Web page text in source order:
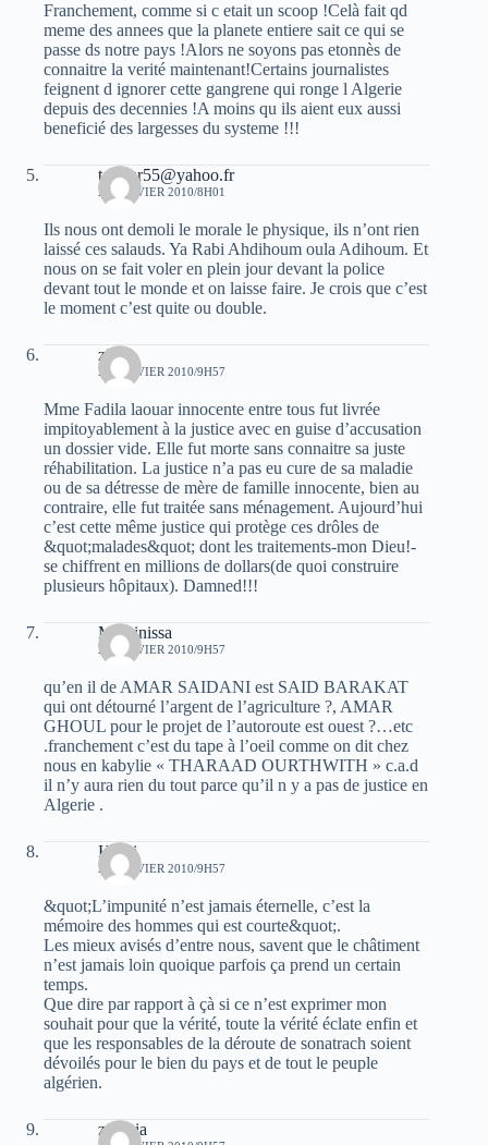
Franchement, comme si c etait un scoop !Celà fait qd
meme des annees que la planete entiere sait ce qui se
passe ds notre pays !Alors ne soyons pas etonnès de
connaitre la verité maintenant!Certains journalistes
feignent d ignorer cette gangrene qui ronge l Algerie
depuis des decennies !A moins qu ils aient eux aussi
beneficié des largesses du systeme !!!
testeur55@yahoo.fr
24 JANVIER 2010/8H01
Ils nous ont demoli le morale le physique, ils n’ont rien
laissé ces salauds. Ya Rabi Ahdihoum oula Adihoum. Et
nous on se fait voler en plein jour devant la police
devant tout le monde et on laisse faire. Je crois que c’est
le moment c’est quite ou double.
zino
24 JANVIER 2010/9H57
Mme Fadila laouar innocente entre tous fut livrée
impitoyablement à la justice avec en guise d’accusation
un dossier vide. Elle fut morte sans connaitre sa juste
réhabilitation. La justice n’a pas eu cure de sa maladie
ou de sa détresse de mère de famille innocente, bien au
contraire, elle fut traitée sans ménagement. Aujourd’hui
c’est cette même justice qui protège ces drôles de
&quot;malades&quot; dont les traitements-mon Dieu!-
se chiffrent en millions de dollars(de quoi construire
plusieurs hôpitaux). Damned!!!
Massinissa
24 JANVIER 2010/9H57
qu’en il de AMAR SAIDANI est SAID BARAKAT
qui ont détourné l’argent de l’agriculture ?, AMAR
GHOUL pour le projet de l’autoroute est ouest ?…etc
.franchement c’est du tape à l’oeil comme on dit chez
nous en kabylie « THARAAD OURTHWITH » c.a.d
il n’y aura rien du tout parce qu’il n y a pas de justice en
Algerie .
Harbi
24 JANVIER 2010/9H57
&quot;L’impunité n’est jamais éternelle, c’est la
mémoire des hommes qui est courte&quot;.
Les mieux avisés d’entre nous, savent que le châtiment
n’est jamais loin quoique parfois ça prend un certain
temps.
Que dire par rapport à çà si ce n’est exprimer mon
souhait pour que la vérité, toute la vérité éclate enfin et
que les responsables de la déroute de sonatrach soient
dévoilés pour le bien du pays et de tout le peuple
algérien.
zarabia